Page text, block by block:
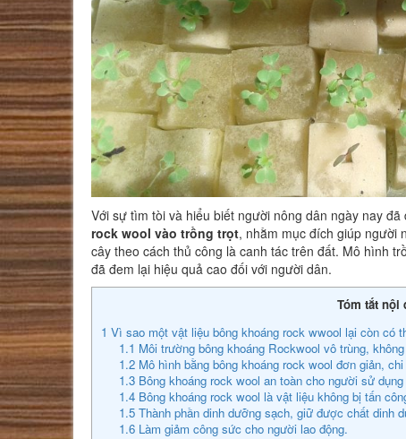
Với sự tìm tòi và hiểu biết người nông dân ngày nay
rock wool vào trồng trọt, nhằm mục đích giúp người
cây theo cách thủ công là canh tác trên đất. Mô hình
đã đem lại hiệu quả cao đối với người dân.
Tóm tắt nội
1 Vì sao một vật liệu bông khoáng rock wwool lại còn có
1.1 Môi trường bông khoáng Rockwool vô trùng,
1.2Mô hình bằng bông khoáng rock wool đơn giản,
1.3Bông khoáng rock wool an toàn cho người sử dụng
1.4Bông khoáng rock wool là vật liệu không bị tấn
1.5Thành phần dinh dưỡng sạch, giữ được chất dinh
1.6Làm giảm công sức cho người lao động.